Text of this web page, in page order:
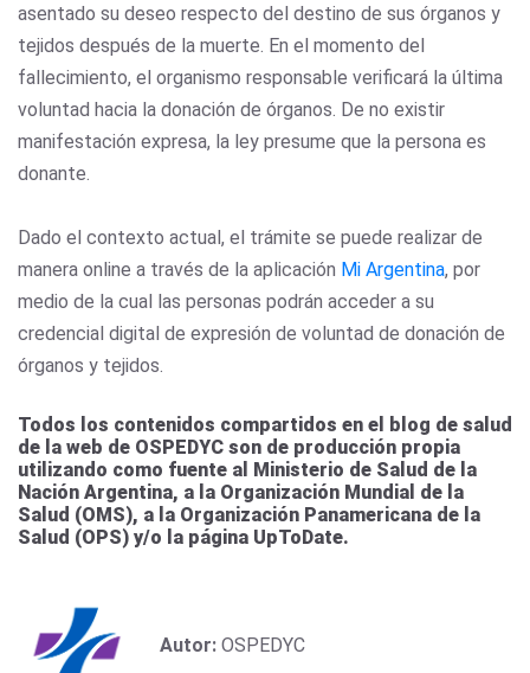
asentado su deseo respecto del destino de sus órganos y
tejidos después de la muerte. En el momento del
fallecimiento, el organismo responsable verificará la última
voluntad hacia la donación de órganos. De no existir
manifestación expresa, la ley presume que la persona es
donante.
Dado el contexto actual, el trámite se puede realizar de
manera online a través de la aplicación Mi Argentina, por
medio de la cual las personas podrán acceder a su
credencial digital de expresión de voluntad de donación de
órganos y tejidos.
Todos los contenidos compartidos en el blog de salud
de la web de OSPEDYC son de producción propia
utilizando como fuente al Ministerio de Salud de la
Nación Argentina, a la Organización Mundial de la
Salud (OMS), a la Organización Panamericana de la
Salud (OPS) y/o la página UpToDate.
Autor: OSPEDYC